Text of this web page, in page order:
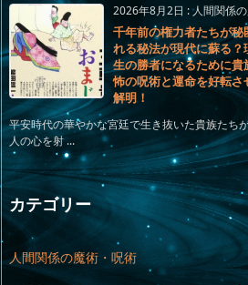
2026年8月2日 :人間関係
千年前の権力者たちが
れる秘法が現代に蘇る
生の勝者になるために
怖の呪術と運命を好転
解明！
平安時代の華やかな宮廷で生き抜いた貴族たち
人の心を射 ...
カテゴリー
人間関係の魔術・呪術